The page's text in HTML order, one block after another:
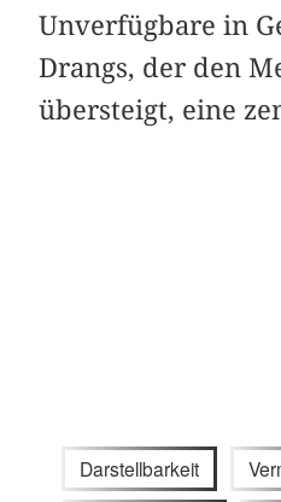
Unverfügbare in
Drangs, der den
übersteigt, eine
Darstellbarkeit